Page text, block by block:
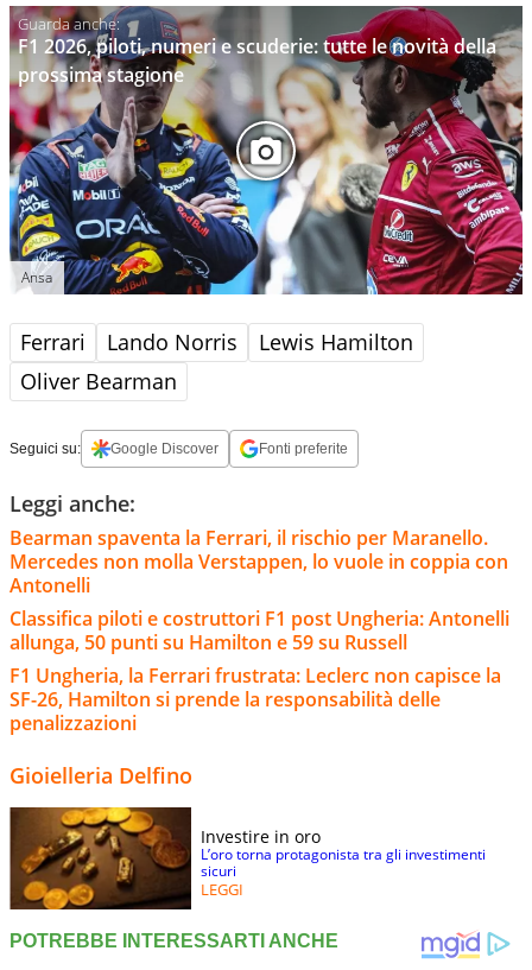
F1 2026, piloti, numeri e scuderie: tutte le novità della
prossima stagione
Ansa
Ferrari Lando Norris
Lewis Hamilton
Oliver Bearman
Seguici su: Google Discover Fonti preferite
Leggi anche:
Bearman spaventa la Ferrari, il rischio per Maranello.
Mercedes non molla Verstappen, lo vuole in coppia con
Antonelli
Classifica piloti e costruttori F1 post Ungheria: Antonelli
allunga, 50 punti su Hamilton e 59 su Russell
F1 Ungheria, la Ferrari frustrata: Leclerc non capisce la
SF-26, Hamilton si prende la responsabilità delle
penalizzazioni
Gioielleria Delfino
Investire in oro
L’oro torna protagonista tra gli investimenti
sicuri
LEGGI